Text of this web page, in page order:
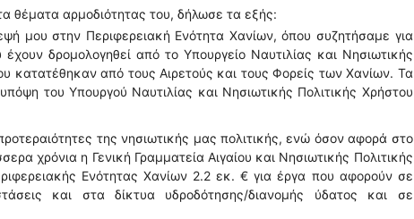
θέματα αρμοδιότητας του, δήλωσε τα εξής:
μου στην Περιφερειακή Ενότητα Χανίων, όπου συζητήσαμε για
δρομολογηθεί από το Υπουργείο Ναυτιλίας και Νησιωτικής
κατατέθηκαν από τους Αιρετούς και τους Φορείς των Χανίων. Τα
του Υπουργού Ναυτιλίας και Νησιωτικής Πολιτικής Χρήστου
της νησιωτικής μας πολιτικής, ενώ όσον αφορά στο
χρόνια η Γενική Γραμματεία Αιγαίου και Νησιωτικής Πολιτικής
Ενότητας Χανίων 2.2 εκ. € για έργα που αφορούν σε
και στα δίκτυα υδροδότησης/διανομής ύδατος και σε